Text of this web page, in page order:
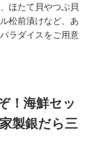
ほたて貝やつぶ貝
松前漬けなど、あ
ラダイスをご用意
！海鮮セッ
製銀だら三